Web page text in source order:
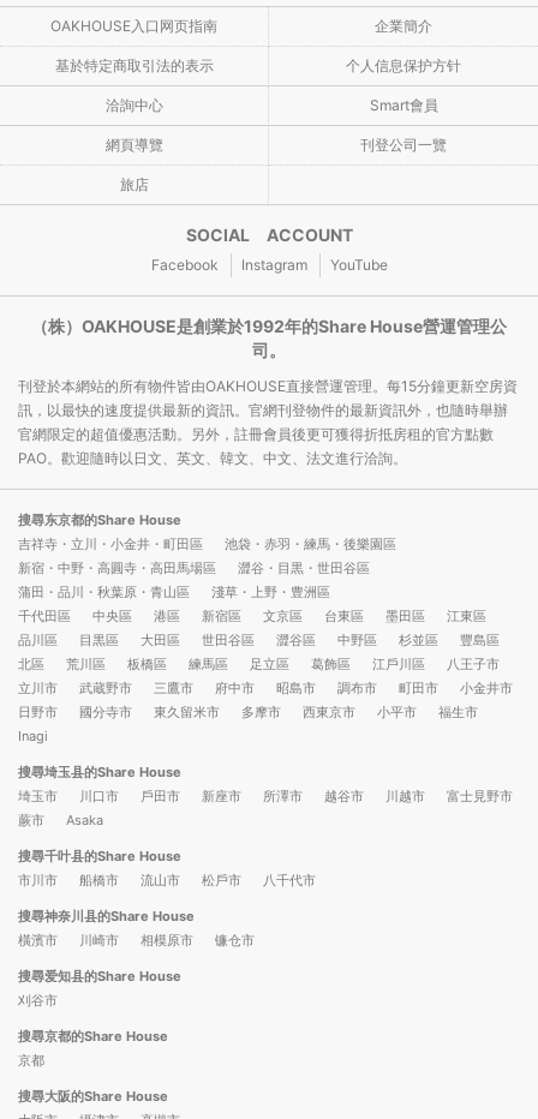
OAKHOUSE入口网页指南 企業簡介
基於特定商取引法的表示 个人信息保护方针
洽詢中心 Smart會員
網頁導覽 刊登公司一覽
旅店
SOCIAL ACCOUNT
Facebook Instagram YouTube
（株）OAKHOUSE是創業於1992年的Share House營運管理公
司。
刊登於本網站的所有物件皆由OAKHOUSE直接營運管理。每15分鐘更新空房資
訊，以最快的速度提供最新的資訊。官網刊登物件的最新資訊外，也隨時舉辦
官網限定的超值優惠活動。另外，註冊會員後更可獲得折抵房租的官方點數
PAO。歡迎隨時以日文、英文、韓文、中文、法文進行洽詢。
搜尋东京都的Share House
吉祥寺・立川・小金井・町田區
池袋・赤羽・練馬・後樂園區
新宿・中野・高圓寺・高田馬場區
澀谷・目黒・世田谷區
蒲田・品川・秋葉原・青山區
淺草・上野・豊洲區
千代田區
中央區 港區 新宿區 文京區 台東區 墨田區
江東區
品川區
目黒區 大田區 世田谷區 澀谷區 中野區 杉並區
豐島區
北區
荒川區 板橋區 練馬區 足立區 葛飾區 江戶川區
八王子市
立川市
武蔵野市 三鷹市 府中市 昭島市 調布市 町田市
小金井市
日野市
國分寺市 東久留米市 多摩市 西東京市 小平市
福生市
Inagi
搜尋埼玉县的Share House
埼玉市
川口市 戶田市 新座市 所澤市 越谷市 川越市
富士見野市
蕨市
Asaka
搜尋千叶县的Share House
市川市
船橋市 流山市 松戶市 八千代市
搜尋神奈川县的Share House
橫濱市
川崎市 相模原市 镰仓市
搜尋爱知县的Share House
刈谷市
搜尋京都的Share House
京都
搜尋大阪的Share House